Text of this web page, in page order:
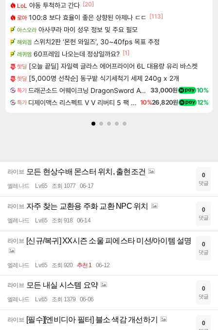
LoL 야동 투척하고 간다 [20]
로아 100:8 보다 효율이 좋은 상향된 아제나 ㄷㄷ
[113]
아스오라 아사쿠라 마이 성우 정보 및 주요 필모
해외겜 스위치2판 ‘몬헌 와일즈’, 30~40fps 목표 추정
레퀴엠 60프레임 나오는데 정상일까요? [1]
핫딜 [오늘 끝딜] 자일렉 글라스 에어프라이어 6L 대용량 유리 바스켓
핫딜 [5,000명 선착순] 동구밭 식기세척기 세제 240g x 2개
특가 드래곤소드 어웨이크닝 DragonSword Awakening 33,000원 10%
특가 디제이맥스 리스펙트 V V 리버티 5 팩 DJMAX RESPECT V V Liberty 5 Pack DLC 10%26,820원 12%
라이브 모든 현상수배 몬스터 위치, 출현조건
엘레나드 Lv.65 조회 1077 06-17
0
댓글
라이브 자주 찾는 교환용 주화 교환 NPC 위치
엘레나드 Lv.65 조회 918 06-14
0
댓글
라이브 [신규/복귀] XX시즌 소울 피에스타 미션/아이템 설명
엘레나드 Lv.65 조회 920 추천 1 06-12
0
댓글
라이브 모든 내실 시스템 요약
엘레나드 Lv.65 조회 1379 06-06
0
댓글
라이브 [필수][엔비디아 필터] 블소 색감 개선하기 0